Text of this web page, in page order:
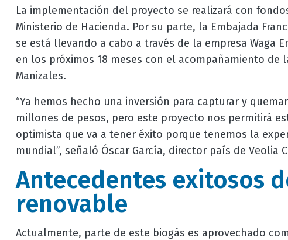
La implementación del proyecto se realizará con
Ministerio de Hacienda. Por su parte, la Embajada
se está llevando a cabo a través de la empresa Waga
en los próximos 18 meses con el acompañamiento de
Manizales.
“Ya hemos hecho una inversión para capturar y
millones de pesos, pero este proyecto nos permitirá
optimista que va a tener éxito porque tenemos la
mundial”, señaló Óscar García, director país de Veolia
Antecedentes exitosos
renovable
Actualmente, parte de este biogás es aprovechado